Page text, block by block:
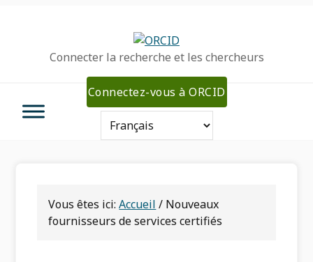
navigationConnecter la recherche et les chercheurs
Connectez-vous à ORCID
Vous êtes ici:Accueil / Nouveaux
fournisseurs de services certifiés